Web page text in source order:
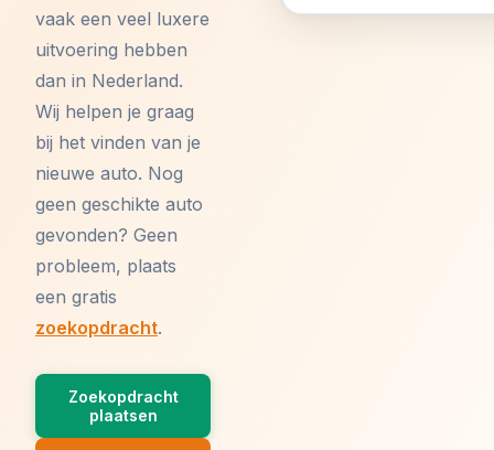
vaak een veel luxere
uitvoering hebben
dan in Nederland.
Wij helpen je graag
bij het vinden van je
nieuwe auto. Nog
geen geschikte auto
gevonden? Geen
probleem, plaats
een gratis
zoekopdracht.
Zoekopdracht
plaatsen